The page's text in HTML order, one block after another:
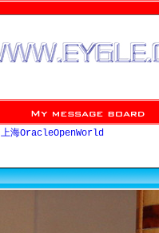
上海OracleOpenWorld